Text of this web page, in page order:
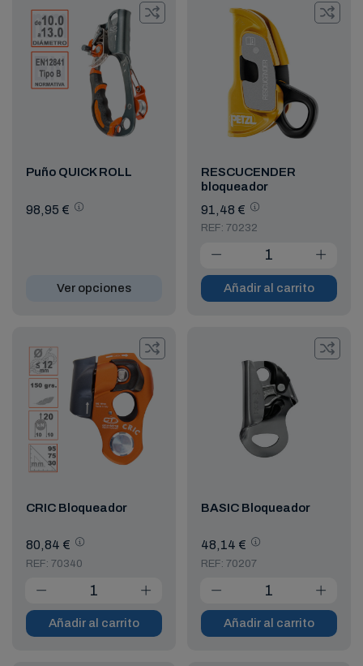
Puño QUICK ROLL
98,95 €
Ver opciones
RESCUCENDER
bloqueador
91,48 €
REF: 70232
Añadir al carrito
CRIC Bloqueador
80,84 €
REF: 70340
Añadir al carrito
BASIC Bloqueador
48,14 €
REF: 70207
Añadir al carrito